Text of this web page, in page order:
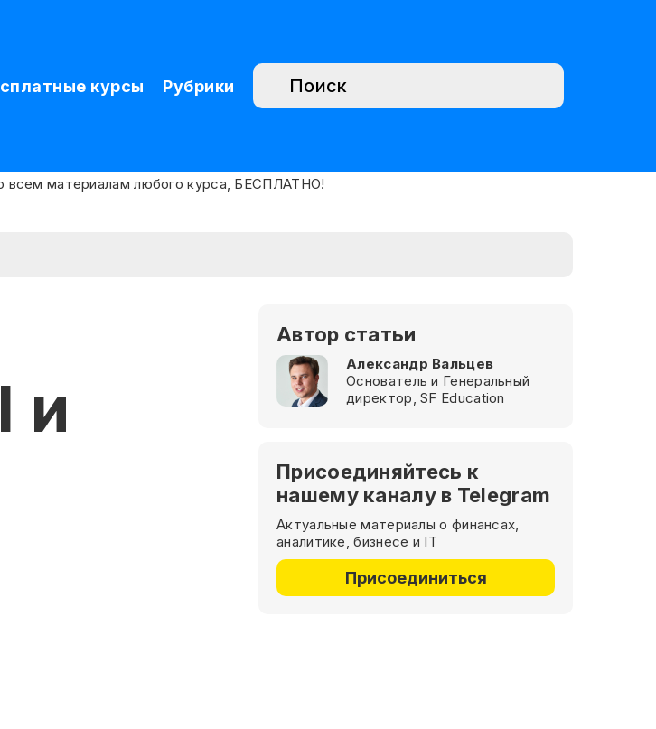
курсы Рубрики
и
Автор статьи
Александр Вальцев
Основатель и Генеральный
директор, SF Education
Присоединяйтесь к
нашему каналу в Telegram
Актуальные материалы о финансах,
аналитике, бизнесе и IT
Присоединиться